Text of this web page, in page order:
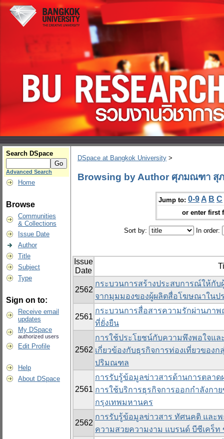
Search DSpace
Advanced Search
Home
Browse
Communities
& Collections
Issue Date
Author
Title
Subject
Type
Sign on to:
Receive email
updates
My DSpace
authorized users
Edit Profile
Help
About DSpace
DSpace at Bangkok University >
Browsing by Author ศุภมณฑา สุ
Jump to: 0-9 A B C
or enter first
Sort by: In order:
Issue
Date
2562
กระบวนการสร้างประสบการณ์ให้กั
จากมุมมองของผู้ผลิตสื่อโฆษณาในป
2561
กระบวนการสื่อสารความรักผ่านภาพ
ที่ยั่งยืน
2562
การใช้ประโยชน์กับความพึงพอใจแ
เกี่ยวข้องกับธุรกิจการท่องเที่ยวของ
ปริมณฑล
2561
การรับรู้ข้อมูลข่าวสารด้านการตลา
การใช้บริการธุรกิจการออกกำลังกา
กรุงเทพมหานคร
2562
การรับรู้ข้อมูลข่าวสาร ทัศนคติ แล
ความสวยความงาม แบรนด์ บีซีเคร็